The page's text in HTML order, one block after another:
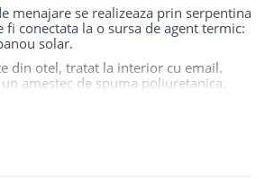
menajare se realizeaza prin serpentina
fi conectata la o sursa de agent termic:
solar.
din otel, tratat la interior cu email.
amestec de spuma poliuretanica.
acoperite cu email.
de magneziu pentru portecție la